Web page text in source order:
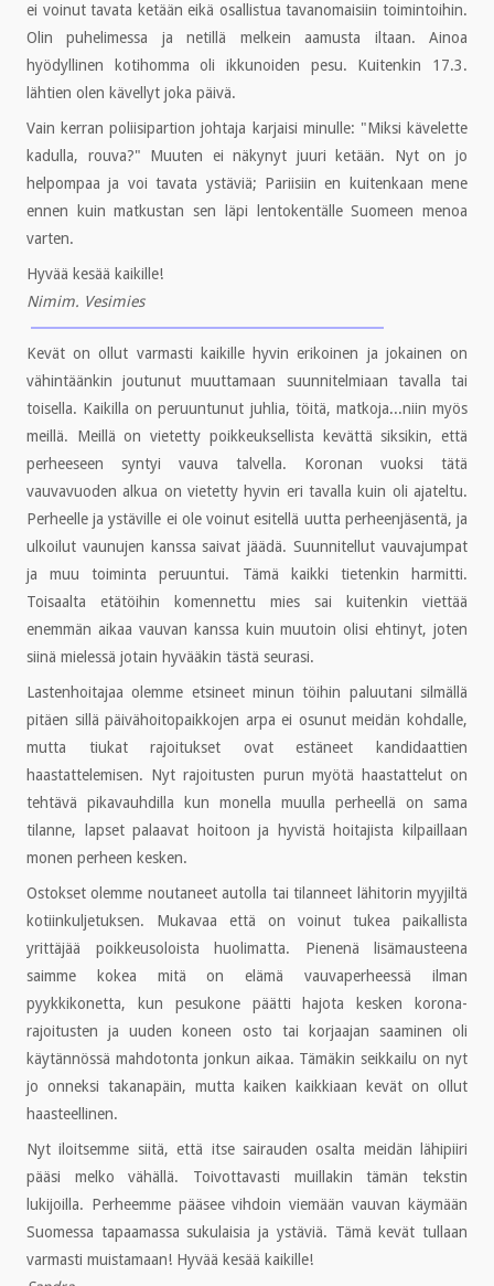
ei voinut tavata ketään eikä osallistua tavanomaisiin toimintoihin.
Olin puhelimessa ja netillä melkein aamusta iltaan. Ainoa
hyödyllinen kotihomma oli ikkunoiden pesu. Kuitenkin 17.3.
lähtien olen kävellyt joka päivä.
Vain kerran poliisipartion johtaja karjaisi minulle: "Miksi kävelette
kadulla, rouva?" Muuten ei näkynyt juuri ketään. Nyt on jo
helpompaa ja voi tavata ystäviä; Pariisiin en kuitenkaan mene
ennen kuin matkustan sen läpi lentokentälle Suomeen menoa
varten.
Hyvää kesää kaikille!
Nimim. Vesimies
Kevät on ollut varmasti kaikille hyvin erikoinen ja jokainen on
vähintäänkin joutunut muuttamaan suunnitelmiaan tavalla tai
toisella. Kaikilla on peruuntunut juhlia, töitä, matkoja...niin myös
meillä. Meillä on vietetty poikkeuksellista kevättä siksikin, että
perheeseen syntyi vauva talvella. Koronan vuoksi tätä
vauvavuoden alkua on vietetty hyvin eri tavalla kuin oli ajateltu.
Perheelle ja ystäville ei ole voinut esitellä uutta perheenjäsentä, ja
ulkoilut vaunujen kanssa saivat jäädä. Suunnitellut vauvajumpat
ja muu toiminta peruuntui. Tämä kaikki tietenkin harmitti.
Toisaalta etätöihin komennettu mies sai kuitenkin viettää
enemmän aikaa vauvan kanssa kuin muutoin olisi ehtinyt, joten
siinä mielessä jotain hyvääkin tästä seurasi.
Lastenhoitajaa olemme etsineet minun töihin paluutani silmällä
pitäen sillä päivähoitopaikkojen arpa ei osunut meidän kohdalle,
mutta tiukat rajoitukset ovat estäneet kandidaattien
haastattelemisen. Nyt rajoitusten purun myötä haastattelut on
tehtävä pikavauhdilla kun monella muulla perheellä on sama
tilanne, lapset palaavat hoitoon ja hyvistä hoitajista kilpaillaan
monen perheen kesken.
Ostokset olemme noutaneet autolla tai tilanneet lähitorin myyjiltä
kotiinkuljetuksen. Mukavaa että on voinut tukea paikallista
yrittäjää poikkeusoloista huolimatta. Pienenä lisämausteena
saimme kokea mitä on elämä vauvaperheessä ilman
pyykkikonetta, kun pesukone päätti hajota kesken korona-
rajoitusten ja uuden koneen osto tai korjaajan saaminen oli
käytännössä mahdotonta jonkun aikaa. Tämäkin seikkailu on nyt
jo onneksi takanapäin, mutta kaiken kaikkiaan kevät on ollut
haasteellinen.
Nyt iloitsemme siitä, että itse sairauden osalta meidän lähipiiri
pääsi melko vähällä. Toivottavasti muillakin tämän tekstin
lukijoilla. Perheemme pääsee vihdoin viemään vauvan käymään
Suomessa tapaamassa sukulaisia ja ystäviä. Tämä kevät tullaan
varmasti muistamaan! Hyvää kesää kaikille!